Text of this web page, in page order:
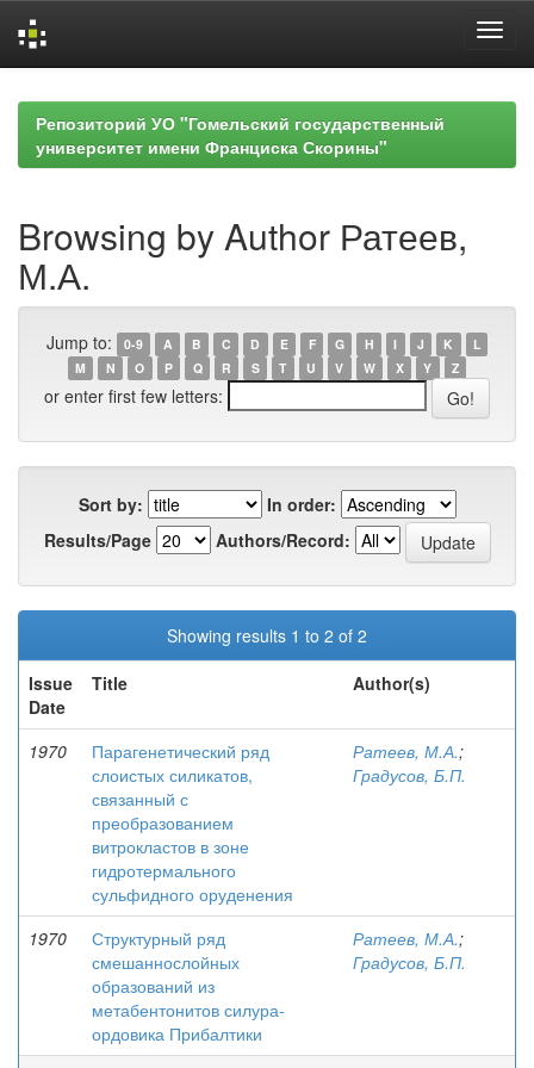
navigationРепозиторий УО "Гомельский государственный
университет имени Франциска Скорины"
Browsing by Author Ратеев,
М.А.
Jump to: 0-9 A B C D E F G H I J K
L
M
N O P Q R S T U V W X Y Z
or enter first few letters:
Sort by:
In order:
Results/Page
Authors/Record:
Showing results 1 to 2 of 2
Issue
Date
Title Author(s)
1970
Парагенетический ряд
слоистых силикатов,
связанный с
преобразованием
витрокластов в зоне
гидротермального
сульфидного оруденения
Ратеев, М.А.;
Градусов, Б.П.
1970
Структурный ряд
смешаннослойных
образований из
метабентонитов силура-
ордовика Прибалтики
Ратеев, М.А.;
Градусов, Б.П.